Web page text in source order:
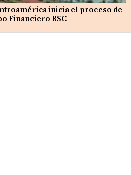
inicia el proceso de
Financiero BSC